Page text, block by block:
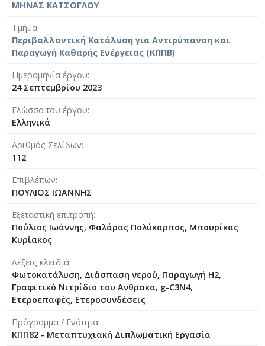
ΜΗΝΑΣ ΚΑΤΣΟΓΛΟΥ
Τμήμα
Περιβαλλοντική Κατάλυση για Αντιρύπανση και
Παραγωγή Καθαρής Ενέργειας (ΚΠΠΒ)
Ημερομηνία έργου
24 Σεπτεμβρίου 2023
Γλώσσα του έργου
Ελληνικά
Αριθμός Σελίδων
112
Επιβλέπων
ΠΟΥΛΙΟΣ ΙΩΑΝΝΗΣ
Εξεταστική επιτροπή
Πούλιος Ιωάννης, Φαλάρας Πολύκαρπος, Μπουρίκας
Κυρίακος
Λέξεις κλειδιά
Φωτοκατάλυση, Διάσπαση νερού, Παραγωγή Η2,
Γραφιτικό Νιτρίδιο του Ανθρακα, g-C3N4,
Ετεροεπαφές, Ετεροσυνδέσεις
Πρόγραμμα / Ενότητα
ΚΠΠ82 - Μεταπτυχιακή Διπλωματική Εργασία